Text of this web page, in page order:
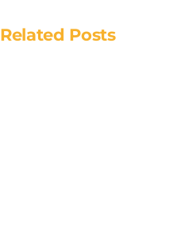
Related Posts